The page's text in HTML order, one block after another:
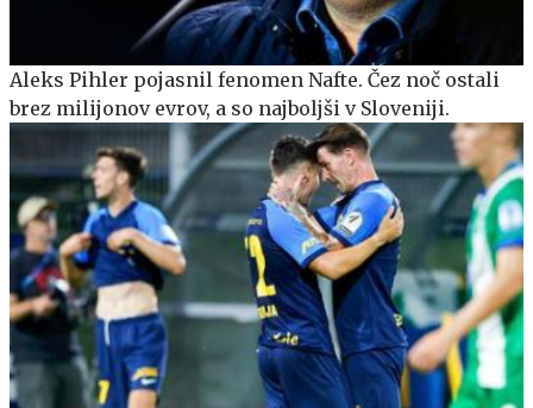
Aleks Pihler pojasnil fenomen Nafte. Čez noč ostali
brez milijonov evrov, a so najboljši v Sloveniji.